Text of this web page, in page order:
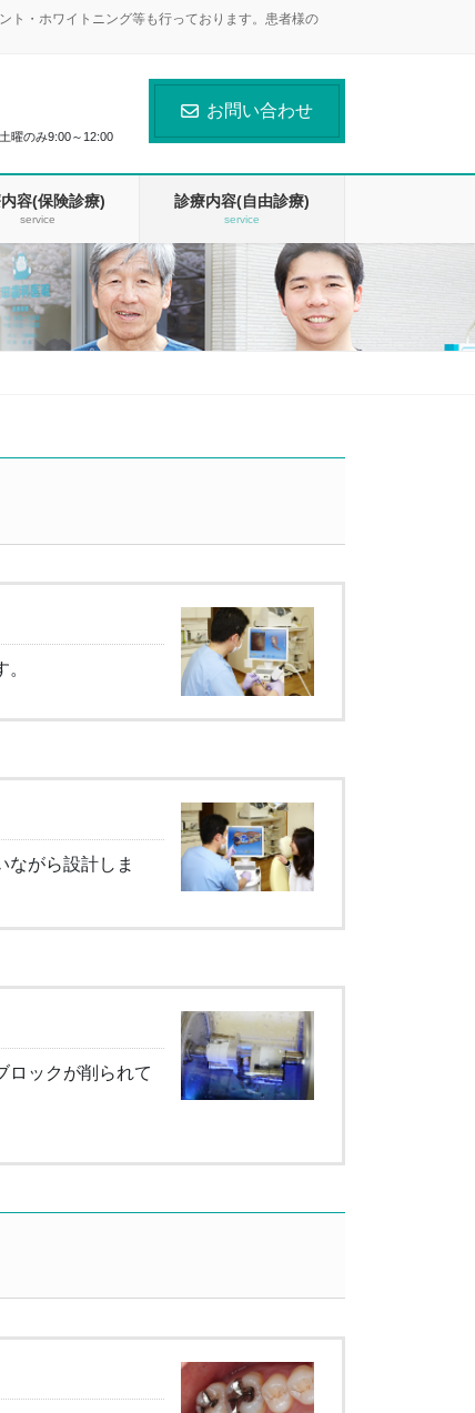
ト・ホワイトニング等も行っております。患者様の
のみ9:00～12:00
お問い合わせ
容(保険診療)
service
診療内容(自由診療)
service
ながら設計しま
ロックが削られて